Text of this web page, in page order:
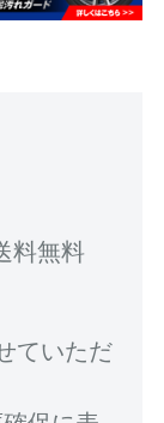
料無料
ていただ